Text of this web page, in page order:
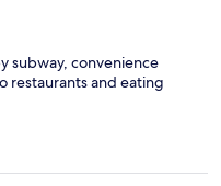
subway, convenience
restaurants and eating